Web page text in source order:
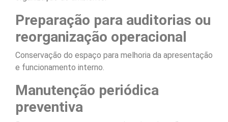
Preparação para auditorias ou
reorganização operacional
Conservação do espaço para melhoria da apresentação
e funcionamento interno.
Manutenção periódica
preventiva